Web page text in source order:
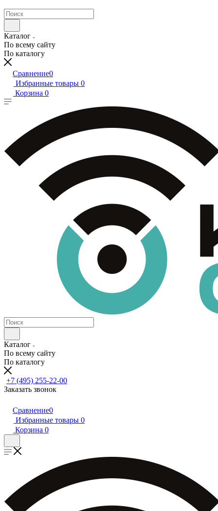
Каталог
По всему сайту
По каталогу
Сравнение0
Избранные товары 0
Корзина 0
Каталог
По всему сайту
По каталогу
+7 (495) 255-22-00
Заказать звонок
Сравнение0
Избранные товары 0
Корзина 0